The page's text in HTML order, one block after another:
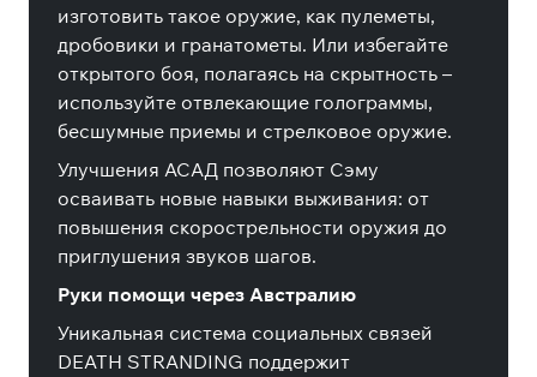
изготовить такое оружие, как пулеметы,
дробовики и гранатометы. Или избегайте
открытого боя, полагаясь на скрытность –
используйте отвлекающие голограммы,
бесшумные приемы и стрелковое оружие.
Улучшения АСАД позволяют Сэму
осваивать новые навыки выживания: от
повышения скорострельности оружия до
приглушения звуков шагов.
Руки помощи через Австралию
Уникальная система социальных связей
DEATH STRANDING поддержит